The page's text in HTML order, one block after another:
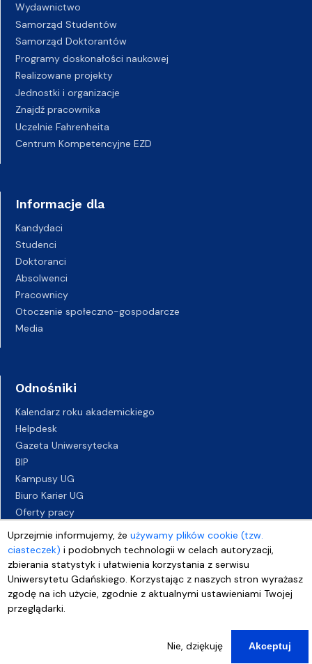
Uprzejmie informujemy, żeużywamy plików cookie (tzw.
ciasteczek) i podobnych technologii w celach autoryzacji,
zbierania statystyk i ułatwienia korzystania z serwisu
Uniwersytetu Gdańskiego. Korzystając z naszych stron wyrażasz
zgodę na ich użycie, zgodnie z aktualnymi ustawieniami Twojej
przeglądarki.
Nie, dziękuję Akceptuj
Wydawnictwo
Samorząd Studentów
Samorząd Doktorantów
Programy doskonałości naukowej
Realizowane projekty
Jednostki i organizacje
Znajdź pracownika
Uczelnie Fahrenheita
Centrum Kompetencyjne EZD
Informacje dla
Kandydaci
Studenci
Doktoranci
Absolwenci
Pracownicy
Otoczenie społeczno-gospodarcze
Media
Odnośniki
Kalendarz roku akademickiego
Helpdesk
Gazeta Uniwersytecka
BIP
Kampusy UG
Biuro Karier UG
Oferty pracy
Deklaracja dostępności